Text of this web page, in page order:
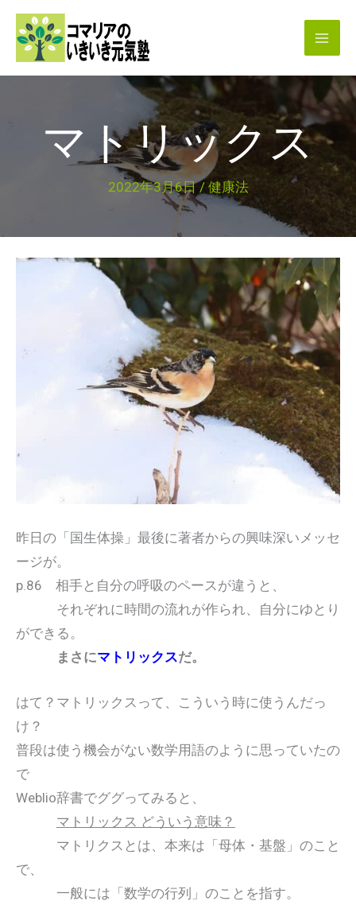
マトリックス
2022年3月6日/ 健康法
昨日の「国生体操」最後に著者からの興味深いメッセ
ージが。
p.86 相手と自分の呼吸のペースが違うと、
それぞれに時間の流れが作られ、自分にゆとり
ができる。
まさにマトリックスだ。
はて？マトリックスって、こういう時に使うんだっ
け？
普段は使う機会がない数学用語のように思っていたの
で
Weblio辞書でググってみると、
マトリックス どういう意味？
マトリクスとは、本来は「母体・基盤」のこと
で、
一般には「数学の行列」のことを指す。